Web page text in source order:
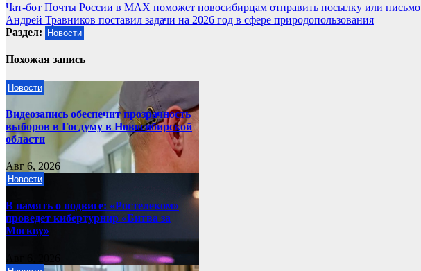
Навигация
по
Чат-бот Почты России в MAX поможет новосибирцам отправить посылку или письмо
Андрей Травников поставил задачи на 2026 год в сфере природопользования
Раздел:
Новости
Похожая запись
Новости
Видеозапись обеспечит прозрачность
выборов в Госдуму в Новосибирской
области
Авг 6, 2026
Новости
В память о подвиге: «Ростелеком»
проведет кибертурнир «Битва за
Москву»